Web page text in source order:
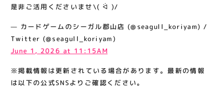
関連情報
お知らせ
プライバシーポリシー
是非ご活用くださいませ\( ᐛ )/
— カードゲームのシーガル郡山店 (@seagull_koriyam) /
Twitter (@seagull_koriyam)
June 1, 2026 at 11:15AM
※掲載情報は更新されている場合があります。最新の情報
は以下の公式SNSよりご確認ください。